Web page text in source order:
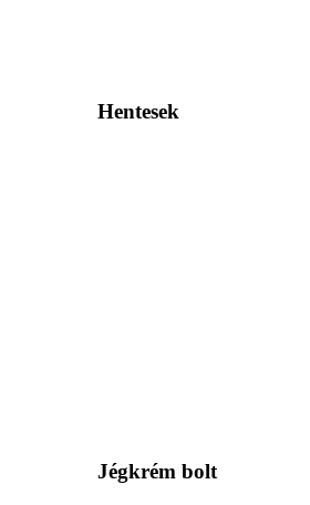
Hentesek
Jégkrém bolt